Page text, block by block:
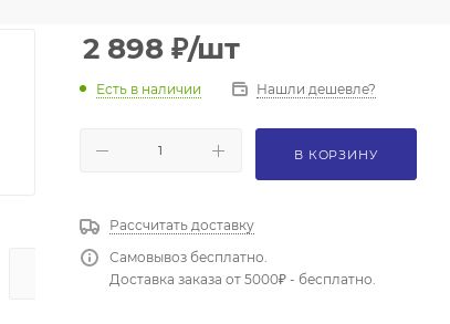
2 898 ₽/шт
Есть в наличии Нашли дешевле?
В КОРЗИНУ
Рассчитать доставку
Самовывоз бесплатно.
Доставка заказа от 5000₽ - бесплатно.